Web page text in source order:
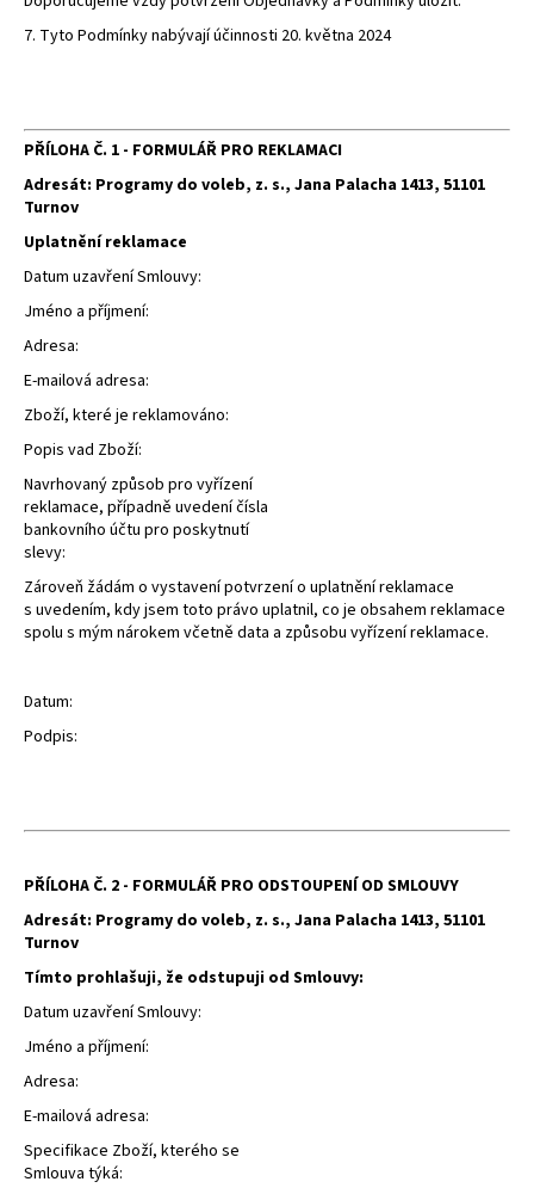
7. Tyto Podmínky nabývají účinnosti 20. května 2024
PŘÍLOHA Č. 1 - FORMULÁŘ PRO REKLAMACI
Adresát: Programy do voleb, z. s., Jana Palacha 1413, 51101
Turnov
Uplatnění reklamace
Datum uzavření Smlouvy:
Jméno a příjmení:
Adresa:
E-mailová adresa:
Zboží, které je reklamováno:
Popis vad Zboží:
Navrhovaný způsob pro vyřízení
reklamace, případně uvedení čísla
bankovního účtu pro poskytnutí
slevy:
Zároveň žádám o vystavení potvrzení o uplatnění reklamace
s uvedením, kdy jsem toto právo uplatnil, co je obsahem reklamace
spolu s mým nárokem včetně data a způsobu vyřízení reklamace.
Datum:
Podpis:
PŘÍLOHA Č. 2 - FORMULÁŘ PRO ODSTOUPENÍ OD SMLOUVY
Adresát: Programy do voleb, z. s., Jana Palacha 1413, 51101
Turnov
Tímto prohlašuji, že odstupuji od Smlouvy:
Datum uzavření Smlouvy:
Jméno a příjmení:
Adresa:
E-mailová adresa:
Specifikace Zboží, kterého se
Smlouva týká: